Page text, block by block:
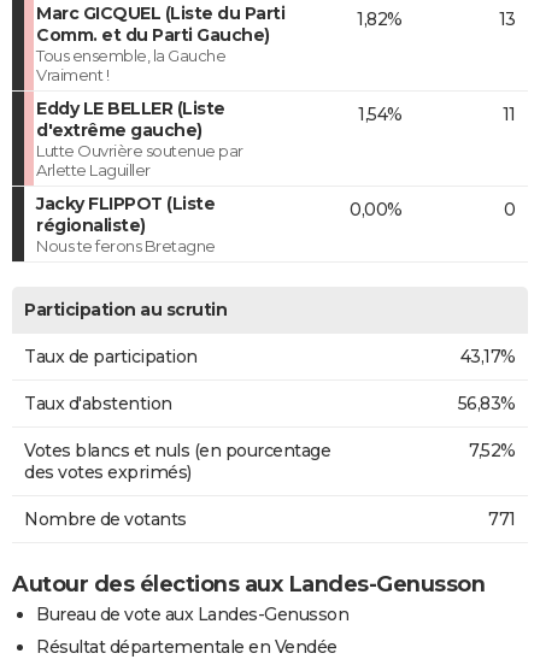
Marc GICQUEL (Liste du Parti
Comm. et du Parti Gauche)
Tous ensemble, la Gauche
Vraiment !
1,82% 13
Eddy LE BELLER (Liste
d'extrême gauche)
Lutte Ouvrière soutenue par
Arlette Laguiller
1,54% 11
Jacky FLIPPOT (Liste
régionaliste)
Nous te ferons Bretagne
0,00% 0
Participation au scrutin
Taux de participation 43,17%
Taux d'abstention 56,83%
Votes blancs et nuls (en pourcentage
des votes exprimés)
7,52%
Nombre de votants 771
Autour des élections aux Landes-Genusson
Bureau de vote aux Landes-Genusson
Résultat départementale en Vendée